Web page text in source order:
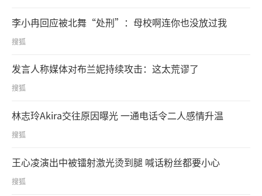
李小冉回应被北舞“处刑”：母校啊连你也没放过我
搜狐
发言人称媒体对布兰妮持续攻击：这太荒谬了
搜狐
林志玲Akira交往原因曝光 一通电话令二人感情升温
搜狐
王心凌演出中被镭射激光烫到腿 喊话粉丝都要小心
搜狐